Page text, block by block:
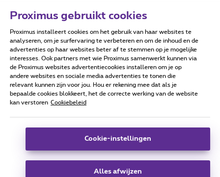
Forumvoorwaarden Accessibility statement
Alle rechten voorbehouden. © Proximus
Algemene voorwaarden, consumenteninfo
Deze website is gecreëerd en wordt beheerd conform het
Koning Albert II-laan 27 - B-1030 Brussel.
Proximus gebruikt cookies
Proximus installeert cookies om het gebruik van haar websites te
analyseren, om je surfervaring te verbeteren en om de inhoud en de
advertenties op haar websites beter af te stemmen op je mogelijke
interesses. Ook partners met wie Proximus samenwerkt kunnen via
de Proximus websites advertentiecookies installeren om je op
andere websites en sociale media advertenties te tonen die
relevant kunnen zijn voor jou. Hou er rekening mee dat als je
bepaalde cookies blokkeert, het de correcte werking van de website
kan verstoren Cookiebeleid
Cookie-instellingen
Alles afwijzen